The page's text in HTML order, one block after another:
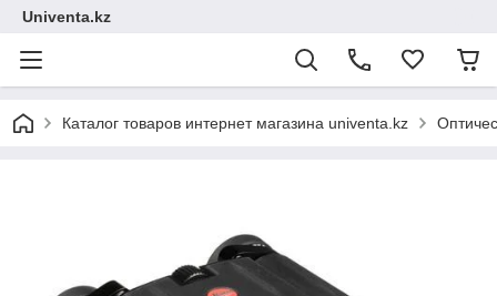
Univenta.kz
Каталог товаров интернет магазина univenta.kz